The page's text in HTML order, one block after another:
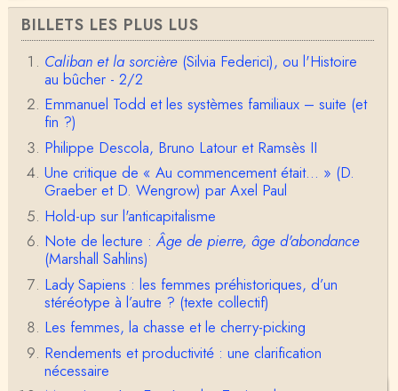
Anonymous
Bonjour,Merci pour l'article.Vous dîtes : "Pourquoi,
en tant qu’êtres humains, devrions-nou…
Christophe Darmangeat
Envoyez moi un mail : cdarmangeat@gmail.com
anne hebrard
Bonjour, peut-on trouver maintenant le manuscrit d'Al
ain Testart de 2009, souvent cité ?
Claude Julien
Bonjour Monsieur,Récent abonné à votre blog, je vi
ens de lire votre dernière publication, qui m’a be…
Anonymous
1° Le message subliminal est celui-ci: il y a un sché
ma évolutif des sociétés, avec des stades infér…
Olivier Anselm
BILLETS LES PLUS LUS
Caliban et la sorcière(Silvia Federici), ou l'Histoire
au bûcher - 2/2
Emmanuel Todd et les systèmes familiaux – suite (et
fin ?)
Philippe Descola, Bruno Latour et Ramsès II
Une critique de « Au commencement était... » (D.
Graeber et D. Wengrow) par Axel Paul
Hold-up sur l'anticapitalisme
Note de lecture :Âge de pierre, âge d'abondance
(Marshall Sahlins)
Lady Sapiens : les femmes préhistoriques, d’un
stéréotype à l’autre ? (texte collectif)
Les femmes, la chasse et le cherry-picking
Rendements et productivité : une clarification
nécessaire